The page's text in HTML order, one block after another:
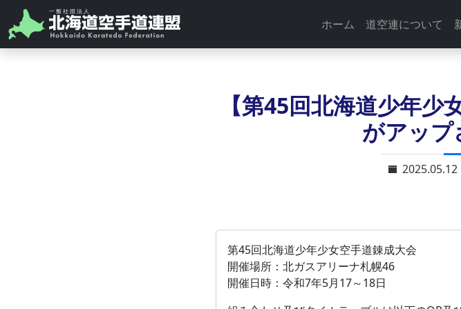
ホーム 道空連について
【第45回北海道少年
がアップ
2025.05.12
第45回北海道少年少女空手道錬成大会
開催場所：北ガスアリーナ札幌46
開催日時：令和7年5月17～18日